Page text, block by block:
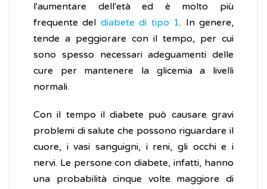
l'aumentare dell'età ed è molto più
frequente del diabete di tipo 1. In genere,
tende a peggiorare con il tempo, per cui
sono spesso necessari adeguamenti delle
cure per mantenere la glicemia a livelli
normali.
Con il tempo il diabete può causare gravi
problemi di salute che possono riguardare il
cuore, i vasi sanguigni, i reni, gli occhi e i
nervi. Le persone con diabete, infatti, hanno
una probabilità cinque volte maggiore di